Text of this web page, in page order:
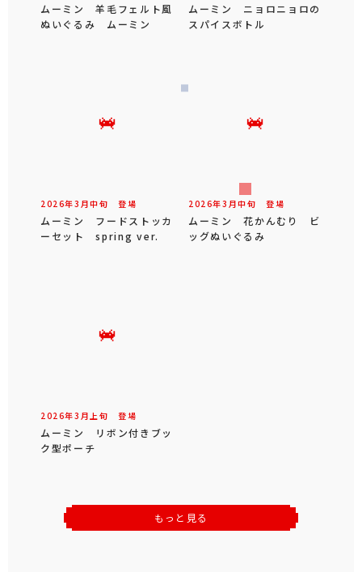
ムーミン 羊毛フェルト風
ぬいぐるみ ムーミン
ムーミン ニョロニョロの
スパイスボトル
2026年3 月中旬 登場
ムーミン フードストッカ
ーセット spring ver.
2026年3 月中旬 登場
ムーミン 花かんむり ビ
ッグぬいぐるみ
2026年3 月 上旬 登場
ムーミン リボン付きブッ
ク型ポーチ
もっと見る